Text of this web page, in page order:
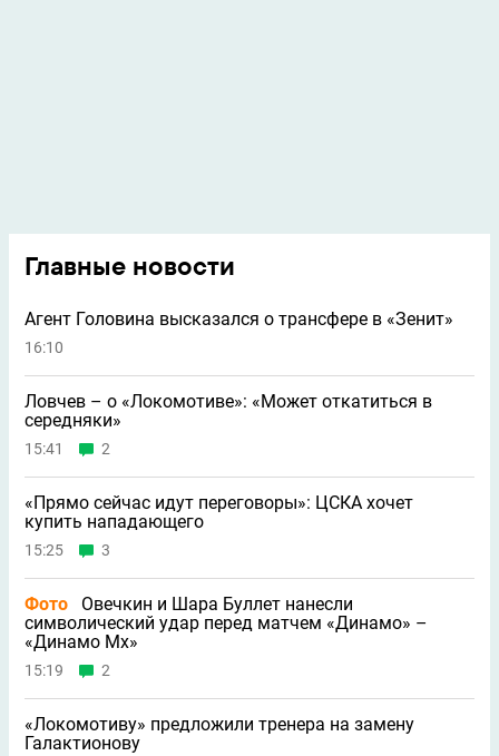
Главные новости
Агент Головина высказался о трансфере в «Зенит»
16:10
Ловчев – о «Локомотиве»: «Может откатиться в
середняки»
15:41 2
«Прямо сейчас идут переговоры»: ЦСКА хочет
купить нападающего
15:25 3
Фото
Овечкин и Шара Буллет нанесли
символический удар перед матчем «Динамо» –
«Динамо Мх»
15:19 2
«Локомотиву» предложили тренера на замену
Галактионову